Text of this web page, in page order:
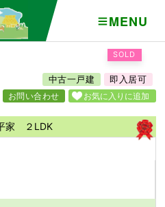
MENU
SOLD
中古一戸建 即入居可
お気に入りに追加
お問い合わせ
家 ２LDK